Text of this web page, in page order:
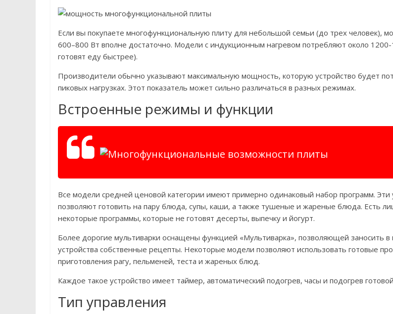
Если вы покупаете многофункциональную плиту для небольшой семьи (до трех человек),
600–800 Вт вполне достаточно. Модели с индукционным нагревом потребляют около
готовят еду быстрее).
Производители обычно указывают максимальную мощность, которую устройство будет
пиковых нагрузках. Этот показатель может сильно различаться в разных режимах.
Встроенные режимы и функции
Все модели средней ценовой категории имеют примерно одинаковый набор программ. Эти
позволяют готовить на пару блюда, супы, каши, а также тушеные и жареные блюда. Есть
некоторые программы, которые не готовят десерты, выпечку и йогурт.
Более дорогие мультиварки оснащены функцией «Мультиварка», позволяющей заносить в
устройства собственные рецепты. Некоторые модели позволяют использовать готовые
приготовления рагу, пельменей, теста и жареных блюд.
Каждое такое устройство имеет таймер, автоматический подогрев, часы и подогрев
Тип управления